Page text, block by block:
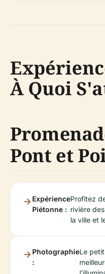
À Quoi
Pont et
Expérience
Piétonne :
Profitez
rivière
la ville et
Photographie
:
Le